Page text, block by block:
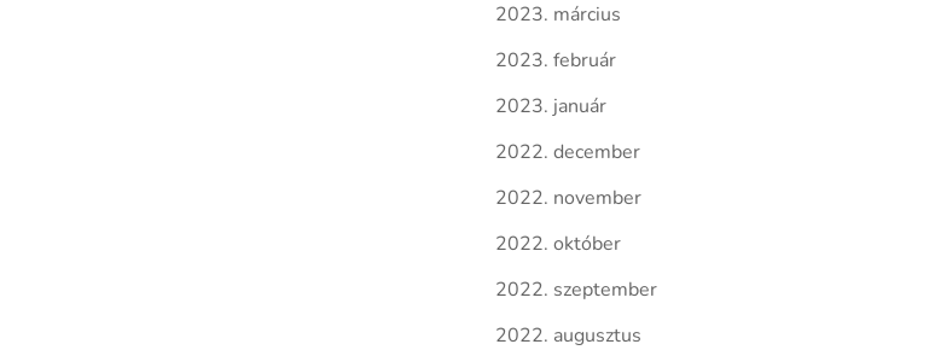
2023. március
2023. február
2023. január
2022. december
2022. november
2022. október
2022. szeptember
2022. augusztus